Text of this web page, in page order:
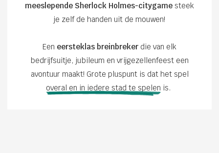
meeslepende Sherlock Holmes-citygame steek
je zelf de handen uit de mouwen!
Een eersteklas breinbreker die van elk
bedrijfsuitje, jubileum en vrijgezellenfeest een
avontuur maakt! Grote pluspunt is dat het spel
overal en in iedere stad te spelen is.